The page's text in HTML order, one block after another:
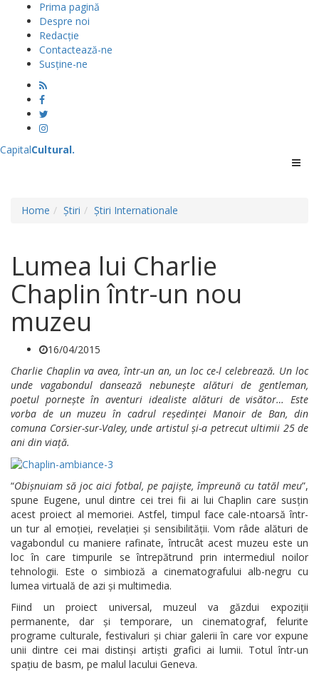
Prima pagină
Despre noi
Redacție
Contactează-ne
Susține-ne
Menu
CapitalCultural.
Home Știri Știri Internationale
Lumea lui Charlie
Chaplin într-un nou
muzeu
16/04/2015
Charlie Chaplin va avea, într-un an, un loc ce-l celebrează. Un loc
unde vagabondul dansează nebunește alături de gentleman,
poetul pornește în aventuri idealiste alături de visător… Este
vorba de un muzeu în cadrul reședinței Manoir de Ban, din
comuna Corsier-sur-Valey, unde artistul și-a petrecut ultimii 25 de
ani din viață.
“Obișnuiam să joc aici fotbal, pe pajiște, împreună cu tatăl meu”,
spune Eugene, unul dintre cei trei fii ai lui Chaplin care susțin
acest proiect al memoriei. Astfel, timpul face cale-ntoarsă într-
un tur al emoției, revelației și sensibilității. Vom râde alături de
vagabondul cu maniere rafinate, întrucât acest muzeu este un
loc în care timpurile se întrepătrund prin intermediul noilor
tehnologii. Este o simbioză a cinematografului alb-negru cu
lumea virtuală de azi și multimedia.
Fiind un proiect universal, muzeul va găzdui expoziții
permanente, dar și temporare, un cinematograf, felurite
programe culturale, festivaluri și chiar galerii în care vor expune
unii dintre cei mai distinși artiști grafici ai lumii. Totul într-un
spațiu de basm, pe malul lacului Geneva.